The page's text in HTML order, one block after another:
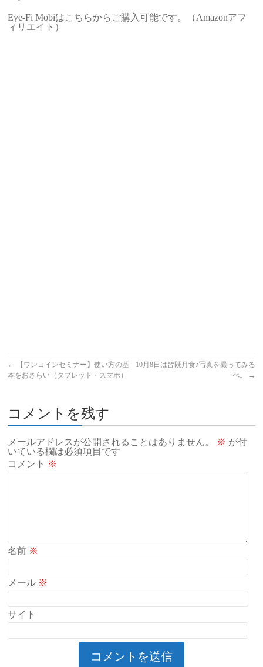
Eye-Fi Mobiはこちらからご購入可能です。（Amazonアフ
ィリエイト）
←
【ワンコインセミナー】使い方の基
本をおさらい（タブレット・スマホ）
10月8日は皆既月食♪写真を撮ってみる
べ。
→
コメントを残す
メールアドレスが公開されることはありません。 ※ が付
いている欄は必須項目です
コメント ※
名前 ※
メール ※
サイト